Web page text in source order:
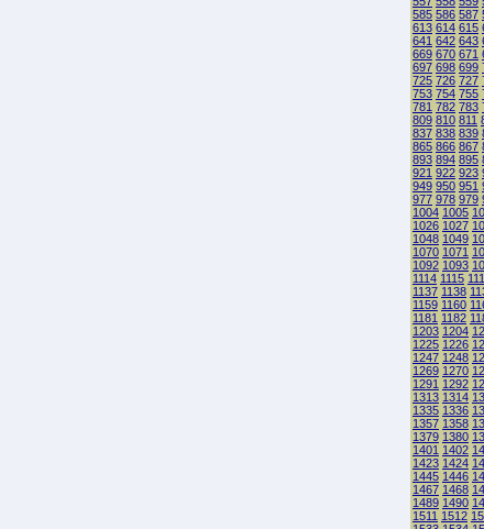
585 586 587
613 614 615
641 642 643
669 670 671
697 698 699
725 726 727
753 754 755
781 782 783
809 810 811
837 838 839
865 866 867
893 894 895
921 922 923
949 950 951
977 978 979
1004 1005
1026 1027
1048 1049
1070 1071
1092 1093
1114 1115
1137 1138
1159 1160
1181 1182
1203 1204
1225 1226
1247 1248
1269 1270
1291 1292
1313 1314
1335 1336
1357 1358
1379 1380
1401 1402
1423 1424
1445 1446
1467 1468
1489 1490
1511 1512